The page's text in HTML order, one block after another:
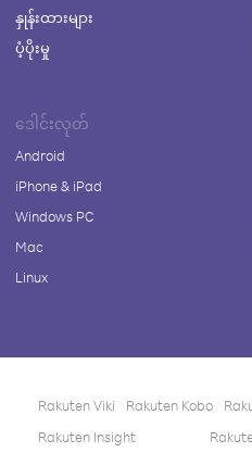
နှုန်းထားများ
ပံ့ပိုးမှု
ဒေါင်းလုတ်
Android
iPhone & iPad
Windows PC
Mac
Linux
Rakuten Viki Rakuten Kobo
Rakuten Insight